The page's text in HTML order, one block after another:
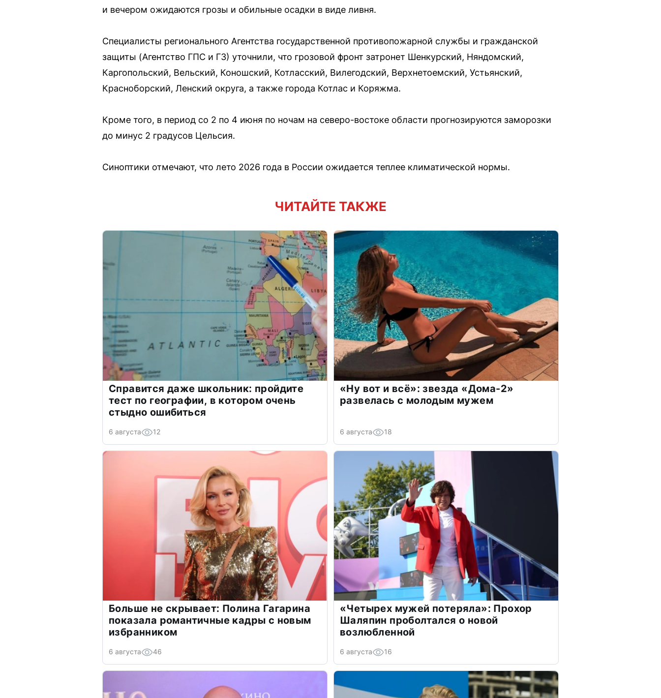
и вечером ожидаются грозы и обильные осадки в виде ливня.
Специалисты регионального Агентства государственной противопожарной службы и гражданской
защиты (Агентство ГПС и ГЗ) уточнили, что грозовой фронт затронет Шенкурский, Няндомский,
Каргопольский, Вельский, Коношский, Котласский, Вилегодский, Верхнетоемский, Устьянский,
Красноборский, Ленский округа, а также города Котлас и Коряжма.
Кроме того, в период со 2 по 4 июня по ночам на северо-востоке области прогнозируются заморозки
до минус 2 градусов Цельсия.
Синоптики отмечают, что лето 2026 года в России ожидается теплее климатической нормы.
ЧИТАЙТЕ ТАКЖЕ
Справится даже школьник: пройдите
тест по географии, в котором очень
стыдно ошибиться
6 августа 12
«Ну вот и всё»: звезда «Дома-2»
развелась с молодым мужем
6 августа 18
Больше не скрывает: Полина Гагарина
показала романтичные кадры с новым
избранником
6 августа 46
«Четырех мужей потеряла»: Прохор
Шаляпин проболтался о новой
возлюбленной
6 августа 16